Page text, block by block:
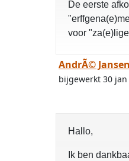
De eerste
voor
AndrÃ© Jansen
bijgewerkt 30
Hallo,
Ik ben